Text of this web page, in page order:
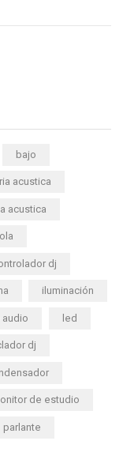
bajo
acustica
acustica
dj
iluminación
audio led
dj
de estudio
parlante